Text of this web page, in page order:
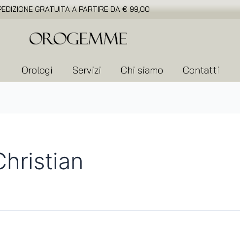
GRATUITA A PARTIRE DA € 99,00
Orologi Servizi Chi siamo Contatti